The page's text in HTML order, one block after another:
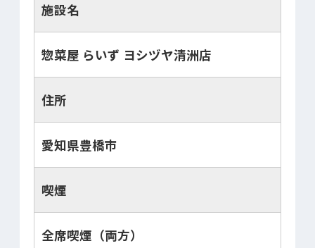
施設名
惣菜屋 らいず ヨシヅヤ清洲店
住所
愛知県豊橋市
喫煙
全席喫煙（両方）